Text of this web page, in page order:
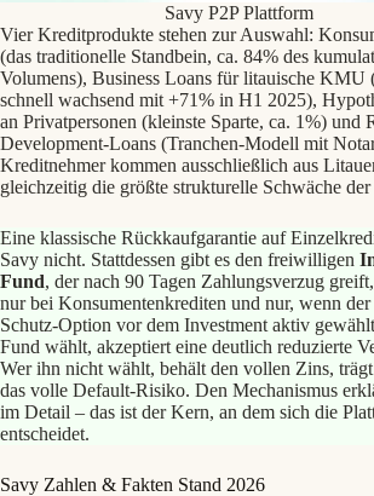
Savy P2P Plattform
Vier Kreditprodukte stehen zur Auswahl:
(das traditionelle Standbein, ca. 84% des
Volumens), Business Loans für litauische KMU
schnell wachsend mit +71% in H1 2025),
an Privatpersonen (kleinste Sparte, ca. 1%) und
Development-Loans (Tranchen-Modell mit
Kreditnehmer kommen ausschließlich aus
gleichzeitig die größte strukturelle Schwäche
Eine klassische Rückkaufgarantie auf
Savy nicht. Stattdessen gibt es den freiwilligen
Fund, der nach 90 Tagen Zahlungsverzug
nur bei Konsumentenkrediten und nur, wenn
Schutz-Option vor dem Investment aktiv
Fund wählt, akzeptiert eine deutlich reduzierte
Wer ihn nicht wählt, behält den vollen Zins,
das volle Default-Risiko. Den Mechanismus
im Detail – das ist der Kern, an dem sich die
entscheidet.
Savy Zahlen & Fakten Stand 2026